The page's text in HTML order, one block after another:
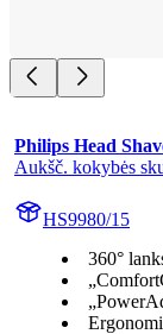
Philips Head
Aukšč. kokybės
HS9980/15
360°